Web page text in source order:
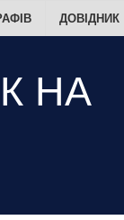
ДОВІДНИК